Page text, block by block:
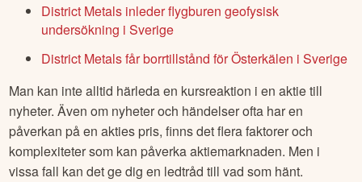
District Metals inleder flygburen geofysisk
undersökning i Sverige
District Metals får borrtillstånd för Österkälen i Sverige
Man kan inte alltid härleda en kursreaktion i en aktie till
nyheter. Även om nyheter och händelser ofta har en
påverkan på en akties pris, finns det flera faktorer och
komplexiteter som kan påverka aktiemarknaden. Men i
vissa fall kan det ge dig en ledtråd till vad som hänt.